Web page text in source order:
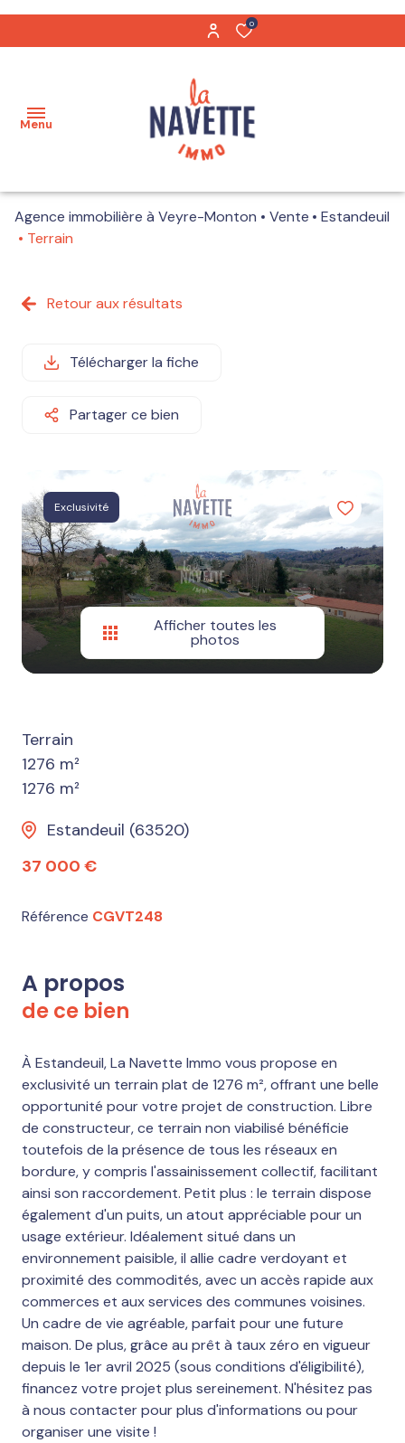
0
Menu
Acheter
Terrains
Autres
vendus
équipe
Nos
services
Estimation
Nos
avis
Agence immobilière à Veyre-Monton Vente
Estandeuil
Terrain
Retour aux résultats
Télécharger la fiche
Partager ce bien
Exclusivité
Afficher toutes les
photos
Terrain
1276 m²
1276 m²
Estandeuil (63520)
37 000 €
Référence CGVT248
A propos
de ce bien
À Estandeuil, La Navette Immo vous propose en
exclusivité un terrain plat de 1276 m², offrant une belle
opportunité pour votre projet de construction. Libre
de constructeur, ce terrain non viabilisé bénéficie
toutefois de la présence de tous les réseaux en
bordure, y compris l'assainissement collectif, facilitant
ainsi son raccordement. Petit plus : le terrain dispose
également d'un puits, un atout appréciable pour un
usage extérieur. Idéalement situé dans un
environnement paisible, il allie cadre verdoyant et
proximité des commodités, avec un accès rapide aux
commerces et aux services des communes voisines.
Un cadre de vie agréable, parfait pour une future
maison. De plus, grâce au prêt à taux zéro en vigueur
depuis le 1er avril 2025 (sous conditions d'éligibilité),
financez votre projet plus sereinement. N'hésitez pas
à nous contacter pour plus d'informations ou pour
organiser une visite !